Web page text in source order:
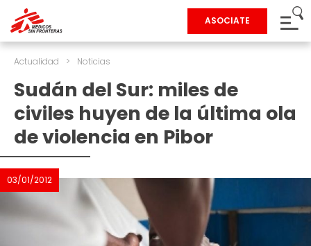
ASOCIATE
Actualidad > Noticias
Sudán del Sur: miles de
civiles huyen de la última ola
de violencia en Pibor
03/01/2012